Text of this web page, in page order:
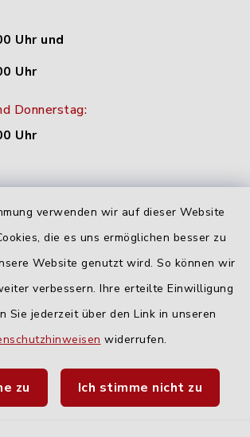
verwenden wir auf dieser Website
die es uns ermöglichen besser zu
Website genutzt wird. So können wir
verbessern. Ihre erteilte Einwilligung
Sie jederzeit über den Link in unseren
widerrufen.
zu Ich stimme nicht zu
Uhr und
Uhr
Donnerstag:
Uhr
DING